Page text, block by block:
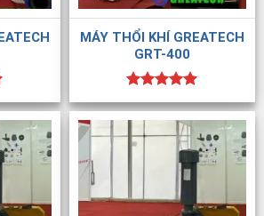
MÁY THỔI KHÍ GREATECH
GRT-400
Được xếp
hạng5.00